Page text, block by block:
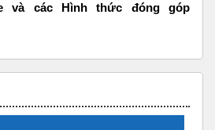
và các Hình thức đóng góp